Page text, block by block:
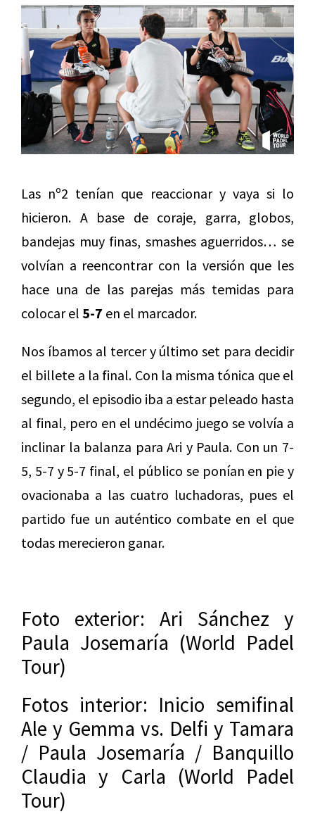
Las nº2 tenían que reaccionar y vaya si lo
hicieron. A base de coraje, garra, globos,
bandejas muy finas, smashes aguerridos… se
volvían a reencontrar con la versión que les
hace una de las parejas más temidas para
colocar el 5-7 en el marcador.
Nos íbamos al tercer y último set para decidir
el billete a la final. Con la misma tónica que el
segundo, el episodio iba a estar peleado hasta
al final, pero en el undécimo juego se volvía a
inclinar la balanza para Ari y Paula. Con un 7-
5, 5-7 y 5-7 final, el público se ponían en pie y
ovacionaba a las cuatro luchadoras, pues el
partido fue un auténtico combate en el que
todas merecieron ganar.
Foto exterior: Ari Sánchez y
Paula Josemaría (World Padel
Tour)
Fotos interior: Inicio semifinal
Ale y Gemma vs. Delfi y Tamara
/ Paula Josemaría / Banquillo
Claudia y Carla (World Padel
Tour)